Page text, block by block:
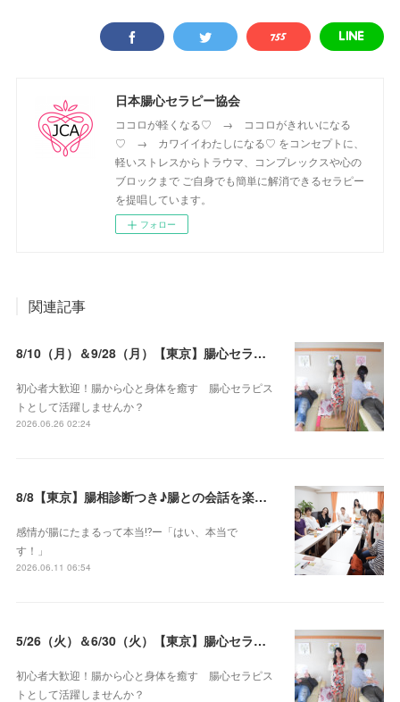
日本腸心セラピー協会
ココロが軽くなる♡ → ココロがきれいになる
♡ → カワイイわたしになる♡ をコンセプトに、
軽いストレスからトラウマ、コンプレックスや心の
ブロックまで ご自身でも簡単に解消できるセラピー
を提唱しています。
フォロー
関連記事
8/10（月）＆9/28（月）【東京】腸心セラピスト養成コース《２日間コース》開講決定
初心者大歓迎！腸から心と身体を癒す 腸心セラピス
トとして活躍しませんか？
2026.06.26 02:24
8/8【東京】腸相診断つき♪腸との会話を楽しむ♡腸心セラピー♪お試し体験会
感情が腸にたまるって本当⁉️ー「はい、本当で
す！」
2026.06.11 06:54
5/26（火）＆6/30（火）【東京】腸心セラピスト養成コース《２日間コース》開講決定
初心者大歓迎！腸から心と身体を癒す 腸心セラピス
トとして活躍しませんか？